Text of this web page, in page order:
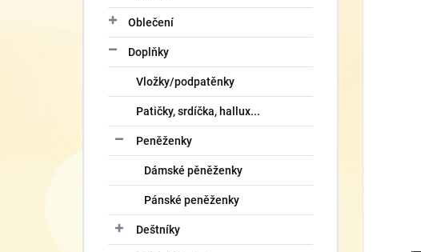
Oblečení
Doplňky
Vložky/podpatěnky
Patičky, srdíčka, hallux...
Peněženky
Dámské pěněženky
Pánské peněženky
Deštníky